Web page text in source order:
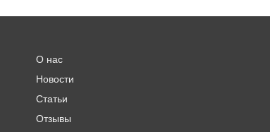
О нас
Новости
Статьи
Отзывы